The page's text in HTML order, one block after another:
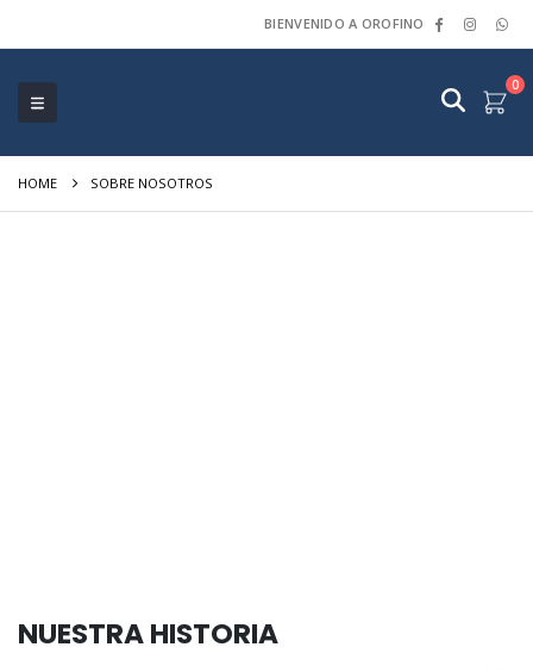
BIENVENIDO A OROFINO
0
HOME SOBRE NOSOTROS
NUESTRA HISTORIA